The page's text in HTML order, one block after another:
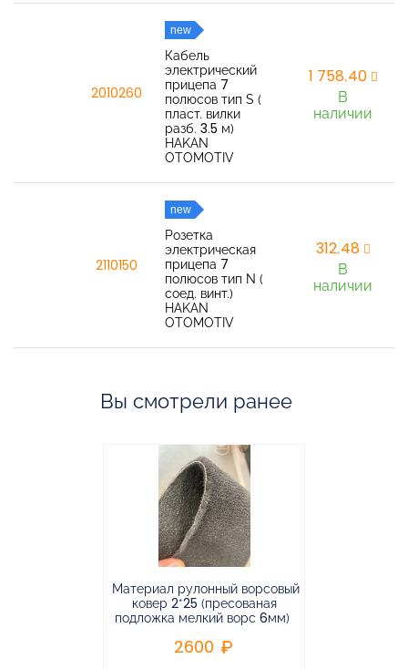
2010260
new
Кабель
электрический
прицепа 7
полюсов тип S (
пласт. вилки
разб. 3.5 м)
HAKAN
OTOMOTIV
1 758,40
В
наличии
2110150
new
Розетка
электрическая
прицепа 7
полюсов тип N (
соед. винт.)
HAKAN
OTOMOTIV
312,48
В
наличии
Вы смотрели ранее
Материал рулонный ворсовый
ковер 2*25 (пресованая
подложка мелкий ворс 6мм)
2600